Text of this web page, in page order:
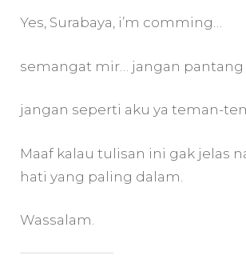
Yes, Surabaya, i’m comming…
semangat mir… jangan pantang
jangan seperti aku ya teman-
Maaf kalau tulisan ini gak jelas
hati yang paling dalam.
Wassalam.